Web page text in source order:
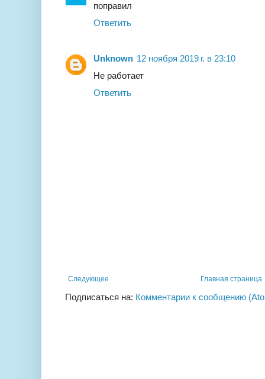
поправил
Ответить
Unknown 12 ноября 2019 г. в 23:10
Не работает
Ответить
Следующее Главная страница
Подписаться на: Комментарии к сообщению